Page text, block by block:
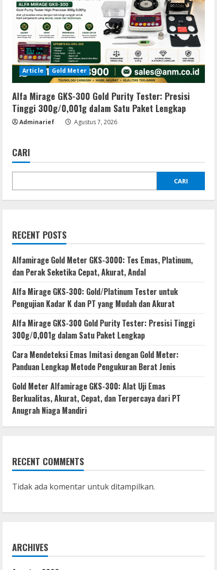
Article Gold Meter
Alfa Mirage GKS-300 Gold Purity Tester: Presisi
Tinggi 300g/0,001g dalam Satu Paket Lengkap
Adminarief Agustus 7, 2026
CARI
CARI
RECENT POSTS
Alfamirage Gold Meter GKS-3000: Tes Emas, Platinum,
dan Perak Seketika Cepat, Akurat, Andal
Alfa Mirage GKS-300: Gold/Platinum Tester untuk
Pengujian Kadar K dan PT yang Mudah dan Akurat
Alfa Mirage GKS-300 Gold Purity Tester: Presisi Tinggi
300g/0,001g dalam Satu Paket Lengkap
Cara Mendeteksi Emas Imitasi dengan Gold Meter:
Panduan Lengkap Metode Pengukuran Berat Jenis
Gold Meter Alfamirage GKS-300: Alat Uji Emas
Berkualitas, Akurat, Cepat, dan Terpercaya dari PT
Anugrah Niaga Mandiri
RECENT COMMENTS
Tidak ada komentar untuk ditampilkan.
ARCHIVES